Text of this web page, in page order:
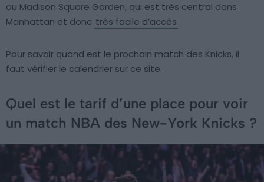
au Madison Square Garden, qui est très central dans
Manhattan et donc très facile d’accès.
Pour savoir quand est le prochain match des Knicks, il
faut vérifier le calendrier sur ce site.
Quel est le tarif d’une place pour voir
un match NBA des New-York Knicks ?